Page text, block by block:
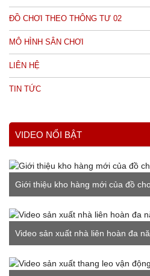
ĐỒ CHƠI THEO THÔNG TƯ 02
MÔ HÌNH SÂN CHƠI
LIÊN HỆ
TIN TỨC
VIDEO NỔI BẬT
Giới thiệu kho hàng mới của đồ
Video sản xuất nhà liên hoàn đa